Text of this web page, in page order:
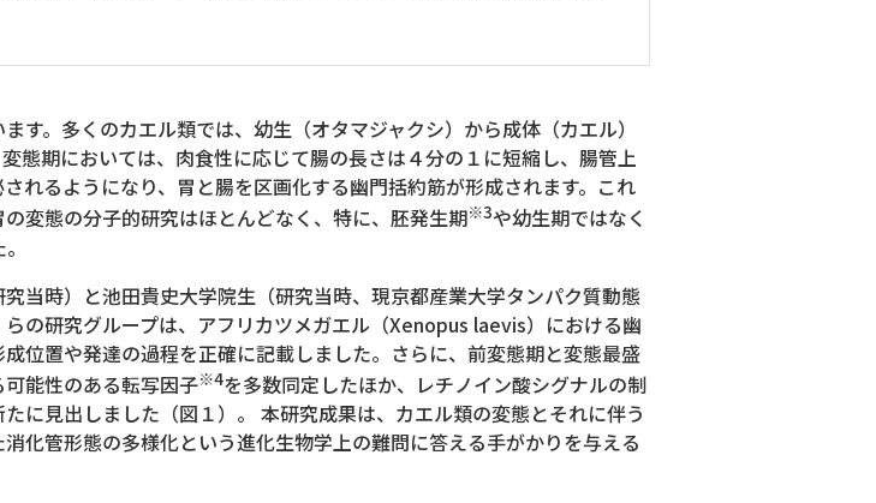
。多くのカエル類では、幼生（オタマジャクシ）から成体（カエル）
態期においては、肉食性に応じて腸の長さは４分の１に短縮し、腸管上
れるようになり、胃と腸を区画化する幽門括約筋が形成されます。これ
変態の分子的研究はほとんどなく、特に、胚発生期※3や幼生期ではなく
当時）と池田貴史大学院生（研究当時、現京都産業大学タンパク質動態
の研究グループは、アフリカツメガエル（Xenopus laevis）における幽
位置や発達の過程を正確に記載しました。さらに、前変態期と変態最盛
能性のある転写因子※4を多数同定したほか、レチノイン酸シグナルの制
に見出しました（図１）。 本研究成果は、カエル類の変態とそれに伴う
化管形態の多様化という進化生物学上の難問に答える手がかりを与える